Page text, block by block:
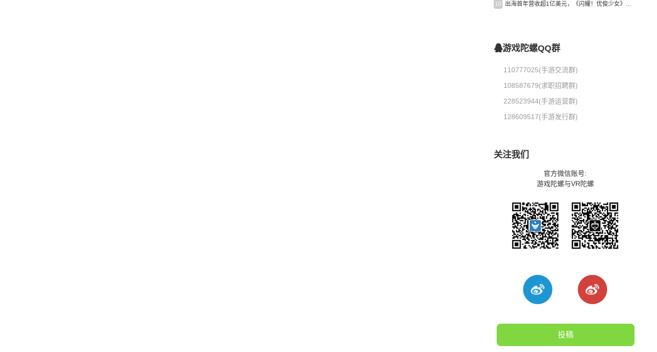
10 出海首年营收超1亿美元，《闪耀！优俊少女》美国市场占比达七成
游戏陀螺QQ群
110777025(手游交流群)
108587679(求职招聘群)
228523944(手游运营群)
128609517(手游发行群)
关注我们
官方微信账号:
游戏陀螺与VR陀螺
投稿